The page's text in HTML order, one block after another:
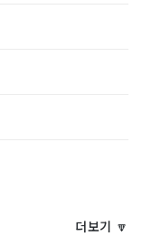
더보기 🔽